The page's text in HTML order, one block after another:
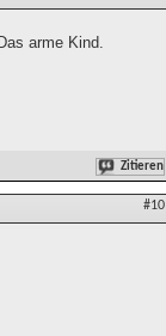
arme Kind.
Zitieren
#10